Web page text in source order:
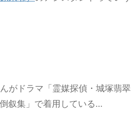
がドラマ「霊媒探偵・城塚翡翠
叙集」で着用している…